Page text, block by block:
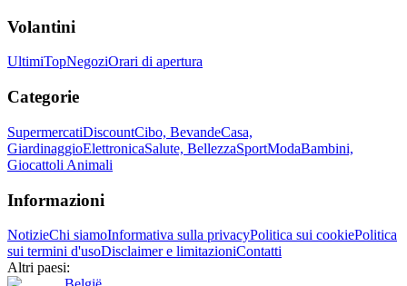
Volantini
UltimiTopNegoziOrari di apertura
Categorie
SupermercatiDiscountCibo, BevandeCasa,
GiardinaggioElettronicaSalute, BellezzaSportModaBambini,
Giocattoli Animali
Informazioni
NotizieChi siamoInformativa sulla privacyPolitica sui cookiePolitica
sui termini d'usoDisclaimer e limitazioniContatti
Altri paesi: